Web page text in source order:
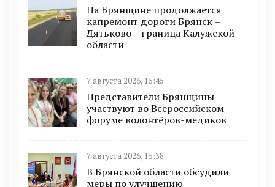
На Брянщине продолжается
капремонт дороги Брянск –
Дятьково – граница Калужской
области
7 августа 2026, 15:45
Представители Брянщины
участвуют во Всероссийском
форуме волонтёров-медиков
7 августа 2026, 15:38
В Брянской области обсудили
меры по улучшению